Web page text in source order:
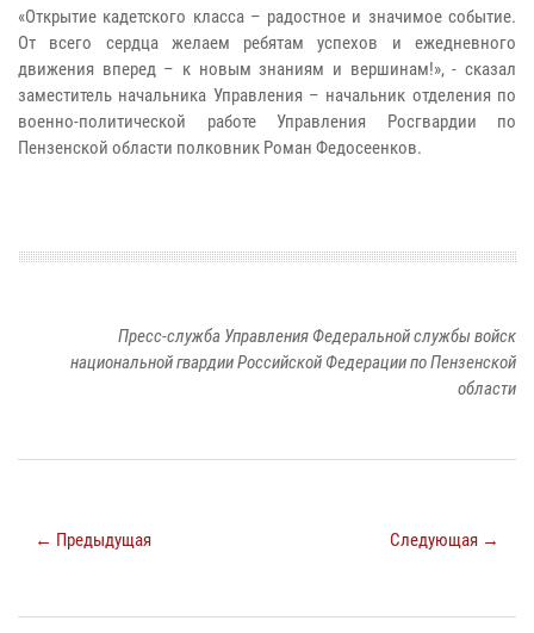
«Открытие кадетского класса – радостное и значимое событие.
От всего сердца желаем ребятам успехов и ежедневного
движения вперед – к новым знаниям и вершинам!», - сказал
заместитель начальника Управления – начальник отделения по
военно-политической работе Управления Росгвардии по
Пензенской области полковник Роман Федосеенков.
Пресс-служба Управления Федеральной службы войск
национальной гвардии Российской Федерации по Пензенской
области
← Предыдущая Следующая →